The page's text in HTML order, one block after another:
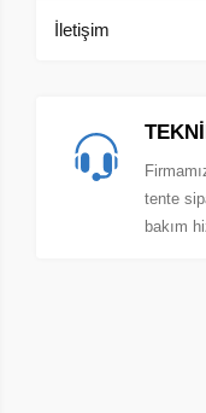
İletişim
tente
bakım